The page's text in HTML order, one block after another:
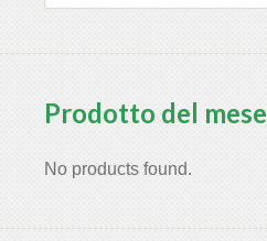
Prodotto del mese
No products found.